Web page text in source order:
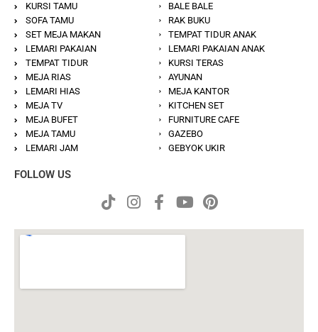
KURSI TAMU
SOFA TAMU
SET MEJA MAKAN
LEMARI PAKAIAN
TEMPAT TIDUR
MEJA RIAS
LEMARI HIAS
MEJA TV
MEJA BUFET
MEJA TAMU
LEMARI JAM
BALE BALE
RAK BUKU
TEMPAT TIDUR ANAK
LEMARI PAKAIAN ANAK
KURSI TERAS
AYUNAN
MEJA KANTOR
KITCHEN SET
FURNITURE CAFE
GAZEBO
GEBYOK UKIR
FOLLOW US